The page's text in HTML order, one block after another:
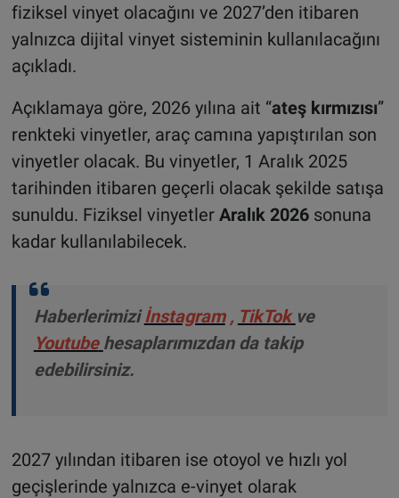
fiziksel vinyet olacağını ve 2027’den itibaren
yalnızca dijital vinyet sisteminin kullanılacağını
açıkladı.
Açıklamaya göre, 2026 yılına ait “ateş kırmızısı”
renkteki vinyetler, araç camına yapıştırılan son
vinyetler olacak. Bu vinyetler, 1 Aralık 2025
tarihinden itibaren geçerli olacak şekilde satışa
sunuldu. Fiziksel vinyetler Aralık 2026sonuna
kadar kullanılabilecek.
Haberlerimiziİnstagram , TikTok ve
Youtube hesaplarımızdan da takip
edebilirsiniz.
2027 yılından itibaren ise otoyol ve hızlı yol
geçişlerinde yalnızca e-vinyet olarak